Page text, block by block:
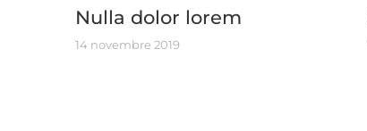
Nulla dolor lorem
14 novembre 2019